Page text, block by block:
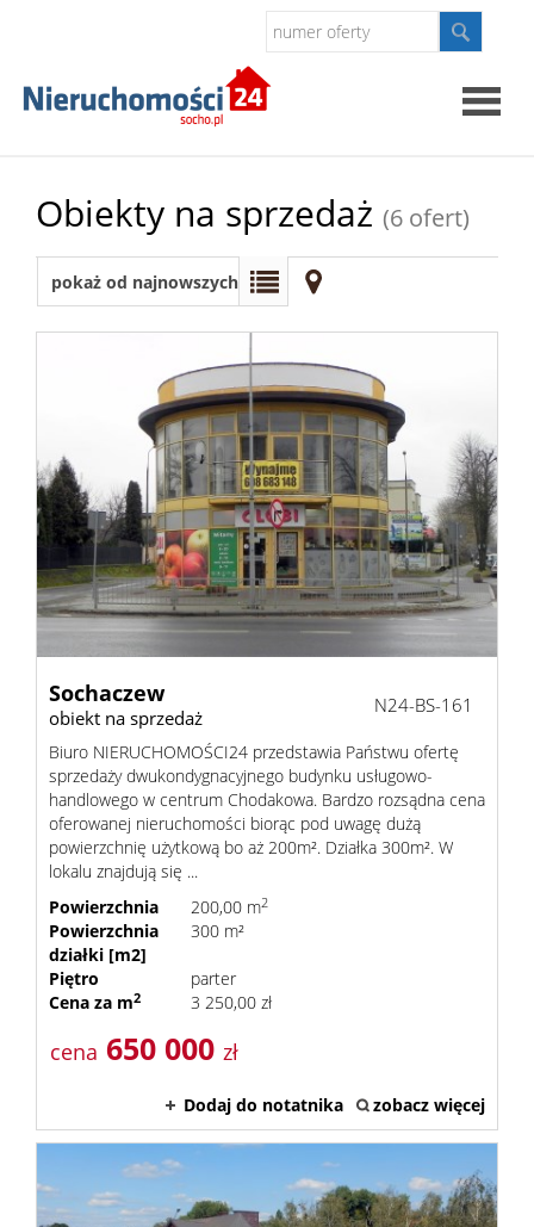
O
firmie
Obiekty na sprzedaż (6 ofert)
pokaż od najnowszych
Sochaczew
obiekt na sprzedaż
N24-BS-161
Biuro NIERUCHOMOŚCI24 przedstawia Państwu ofertę
sprzedaży dwukondygnacyjnego budynku usługowo-
handlowego w centrum Chodakowa. Bardzo rozsądna cena
oferowanej nieruchomości biorąc pod uwagę dużą
powierzchnię użytkową bo aż 200m². Działka 300m². W
lokalu znajdują się ...
Powierzchnia
200,00 m2
Powierzchnia
działki [m2]
300 m²
Piętro
parter
Cena za m2 3 250,00 zł
cena 650 000 zł
Dodaj do notatnika zobacz więcej